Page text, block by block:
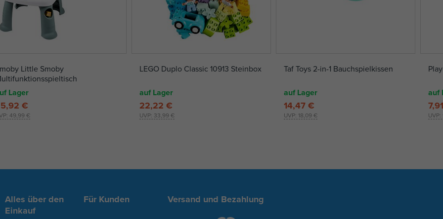
Little Smoby
Lager
49,99 €
€
LEGO Duplo Classic 10913 Steinbox
auf Lager
UVP: 33,99 €
22,22 €
Taf Toys 2-in-1 Bauchspielkissen
auf Lager
UVP: 18,09 €
14,47 €
auf
UVP:
Alles über den
Einkauf
Für Kunden Versand und Bezahlung